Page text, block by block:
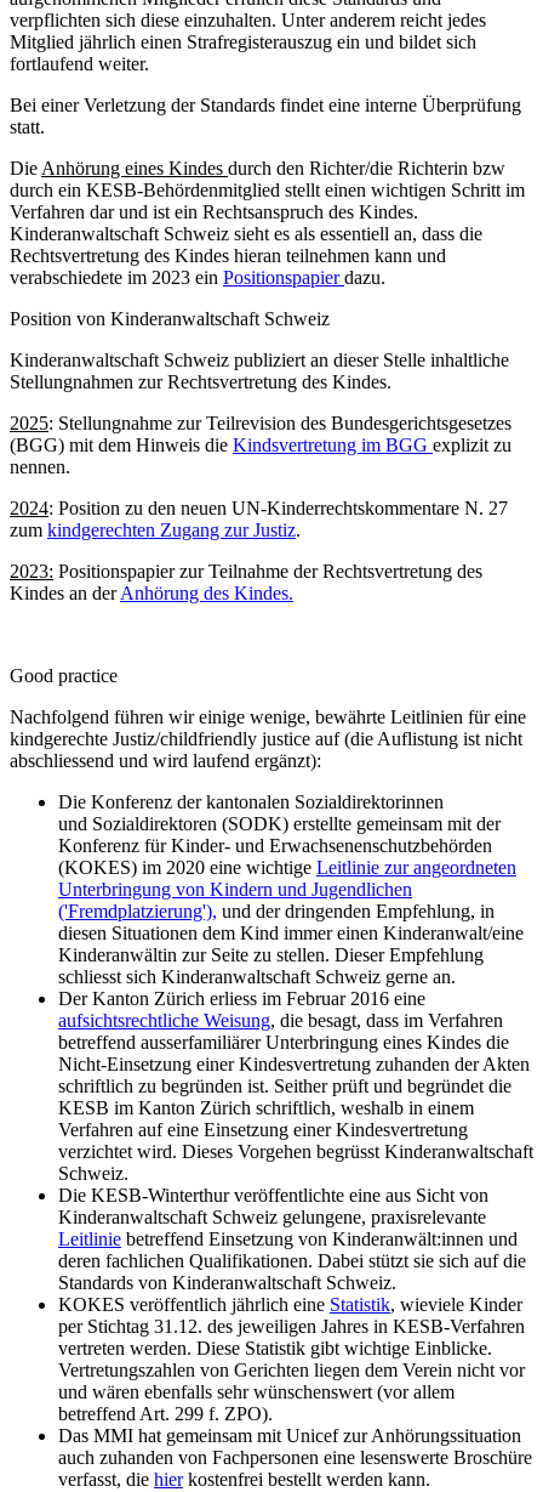
verpflichten sich diese einzuhalten. Unter anderem reicht jedes
Mitglied jährlich einen Strafregisterauszug ein und bildet sich
fortlaufend weiter.
Bei einer Verletzung der Standards findet eine interne Überprüfung
statt.
Die Anhörung eines Kindes durch den Richter/die Richterin bzw
durch ein KESB-Behördenmitglied stellt einen wichtigen Schritt im
Verfahren dar und ist ein Rechtsanspruch des Kindes.
Kinderanwaltschaft Schweiz sieht es als essentiell an, dass die
Rechtsvertretung des Kindes hieran teilnehmen kann und
verabschiedete im 2023 ein Positionspapier dazu.
Position von Kinderanwaltschaft Schweiz
Kinderanwaltschaft Schweiz publiziert an dieser Stelle inhaltliche
Stellungnahmen zur Rechtsvertretung des Kindes.
2025: Stellungnahme zur Teilrevision des Bundesgerichtsgesetzes
(BGG) mit dem Hinweis die Kindsvertretung im BGG explizit zu
nennen.
2024: Position zu den neuen UN-Kinderrechtskommentare N. 27
zum kindgerechten Zugang zur Justiz.
2023: Positionspapier zur Teilnahme der Rechtsvertretung des
Kindes an derAnhörung des Kindes.
Good practice
Nachfolgend führen wir einige wenige, bewährte Leitlinien für eine
kindgerechte Justiz/childfriendly justice auf (die Auflistung ist nicht
abschliessend und wird laufend ergänzt):
Die Konferenz der kantonalen Sozialdirektorinnen
und Sozialdirektoren (SODK) erstellte gemeinsam mit der
Konferenz für Kinder- und Erwachsenenschutzbehörden
(KOKES) im 2020 eine wichtige Leitlinie zur angeordneten
Unterbringung von Kindern und Jugendlichen
('Fremdplatzierung'), und der dringenden Empfehlung, in
diesen Situationen dem Kind immer einen Kinderanwalt/eine
Kinderanwältin zur Seite zu stellen. Dieser Empfehlung
schliesst sich Kinderanwaltschaft Schweiz gerne an.
Der Kanton Zürich erliess im Februar 2016 eine
aufsichtsrechtliche Weisung, die besagt, dass im Verfahren
betreffend ausserfamiliärer Unterbringung eines Kindes die
Nicht-Einsetzung einer Kindesvertretung zuhanden der Akten
schriftlich zu begründen ist. Seither prüft und begründet die
KESB im Kanton Zürich schriftlich, weshalb in einem
Verfahren auf eine Einsetzung einer Kindesvertretung
verzichtet wird. Dieses Vorgehen begrüsst Kinderanwaltschaft
Schweiz.
Die KESB-Winterthur veröffentlichte eine aus Sicht von
Kinderanwaltschaft Schweiz gelungene, praxisrelevante
Leitlinie betreffend Einsetzung von Kinderanwält:innen und
deren fachlichen Qualifikationen. Dabei stützt sie sich auf die
Standards von Kinderanwaltschaft Schweiz.
KOKES veröffentlich jährlich eine Statistik, wieviele Kinder
per Stichtag 31.12. des jeweiligen Jahres in KESB-Verfahren
vertreten werden. Diese Statistik gibt wichtige Einblicke.
Vertretungszahlen von Gerichten liegen dem Verein nicht vor
und wären ebenfalls sehr wünschenswert (vor allem
betreffend Art. 299 f. ZPO).
Das MMI hat gemeinsam mit Unicef zur Anhörungssituation
auch zuhanden von Fachpersonen eine lesenswerte Broschüre
verfasst, die hierkostenfrei bestellt werden kann.